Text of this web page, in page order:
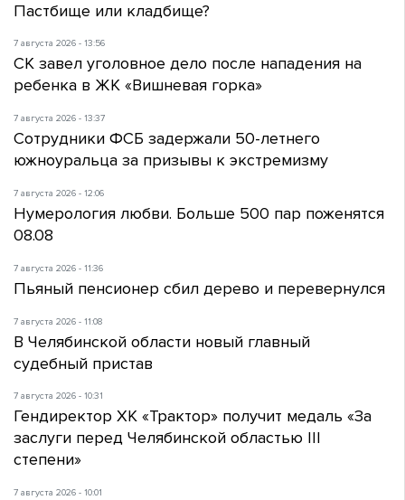
Пастбище или кладбище?
7 августа 2026 - 13:56
СК завел уголовное дело после нападения на
ребенка в ЖК «Вишневая горка»
7 августа 2026 - 13:37
Сотрудники ФСБ задержали 50-летнего
южноуральца за призывы к экстремизму
7 августа 2026 - 12:06
Нумерология любви. Больше 500 пар поженятся
08.08
7 августа 2026 - 11:36
Пьяный пенсионер сбил дерево и перевернулся
7 августа 2026 - 11:08
В Челябинской области новый главный
судебный пристав
7 августа 2026 - 10:31
Гендиректор ХК «Трактор» получит медаль «За
заслуги перед Челябинской областью III
степени»
7 августа 2026 - 10:01